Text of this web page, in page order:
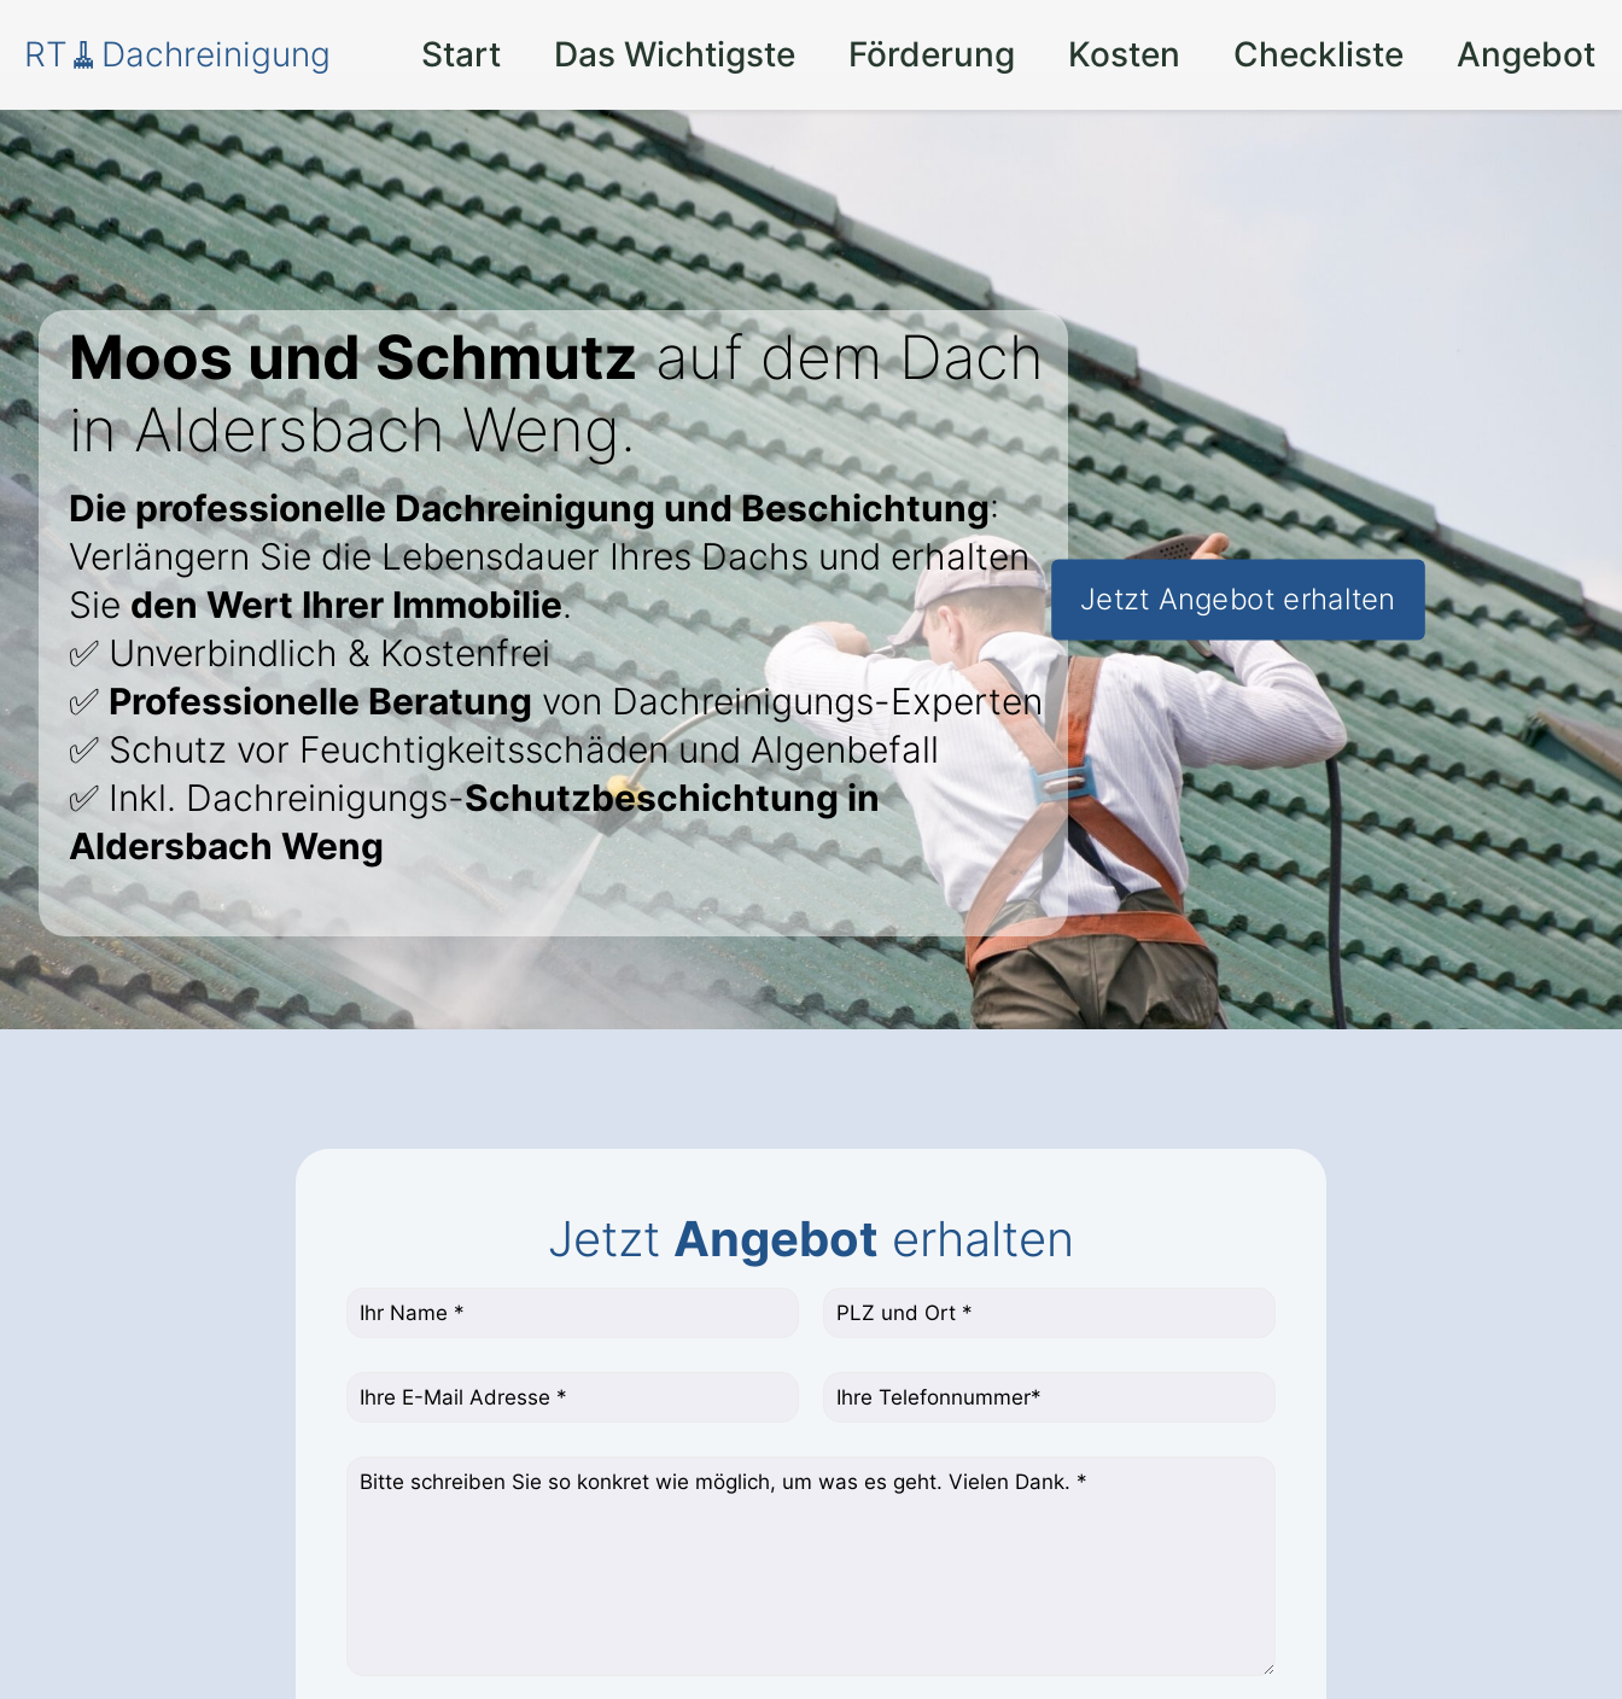
RT🧹Dachreinigung Start Das Wichtigste Förderung Kosten Checkliste Angebot
Moos und Schmutzauf dem Dach
in Aldersbach Weng.
Die professionelle Dachreinigung und Beschichtung:
Verlängern Sie die Lebensdauer Ihres Dachs und erhalten
Sie den Wert Ihrer Immobilie.
✅ Unverbindlich & Kostenfrei
✅ Professionelle Beratung von Dachreinigungs-Experten
✅ Schutz vor Feuchtigkeitsschäden und Algenbefall
✅ Inkl. Dachreinigungs-Schutzbeschichtung in
Aldersbach Weng
Jetzt Angebot erhalten
Jetzt Angebot erhalten